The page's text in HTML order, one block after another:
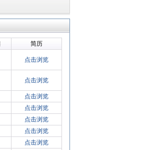
简历
点击浏览
点击浏览
点击浏览
点击浏览
点击浏览
点击浏览
点击浏览